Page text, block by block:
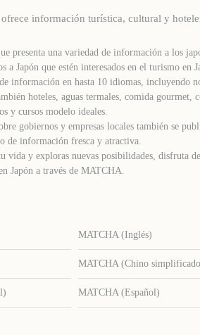
información turística, cultural y
presenta una variedad de información a los
a Japón que estén interesados ​​en el turismo en
información en hasta 10 idiomas, incluyendo
hoteles, aguas termales, comida gourmet,
y cursos modelo ideales.
gobiernos y empresas locales también se
de información fresca y atractiva.
vida y exploras nuevas posibilidades, disfruta
Japón a través de MATCHA.
MATCHA (Inglés)
MATCHA (Chino
MATCHA (Español)